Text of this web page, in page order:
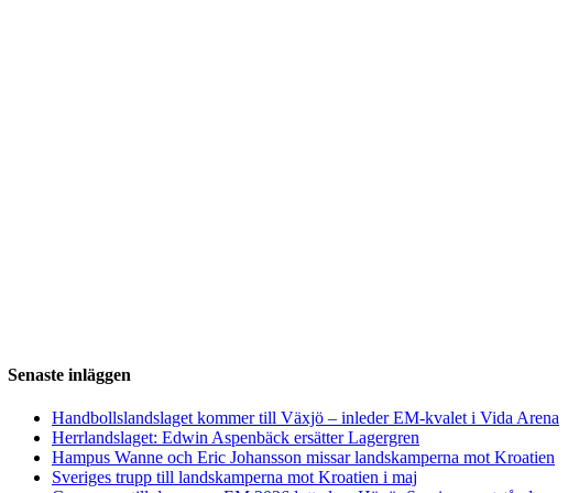
Senaste inläggen
Handbollslandslaget kommer till Växjö – inleder EM-kvalet i Vida Arena
Herrlandslaget: Edwin Aspenbäck ersätter Lagergren
Hampus Wanne och Eric Johansson missar landskamperna mot Kroatien
Sveriges trupp till landskamperna mot Kroatien i maj